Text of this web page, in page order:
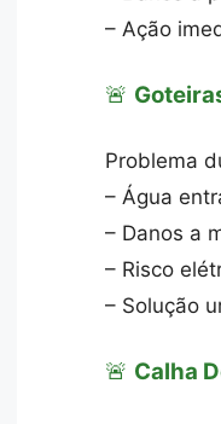
– Ação
🚨
Problema
– Água
– Danos a
– Risco
– Solução
🚨 Calha